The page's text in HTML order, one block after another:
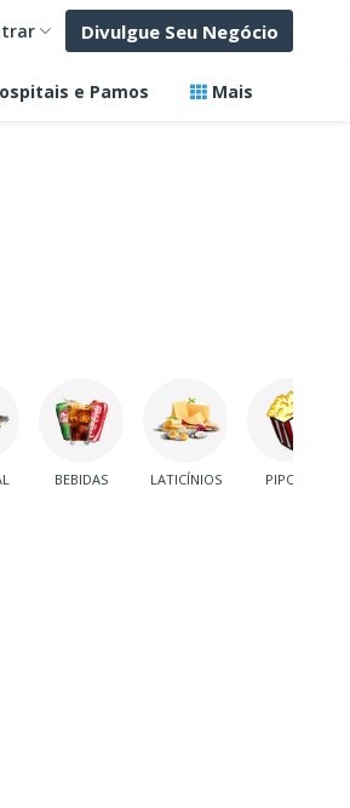
Divulgue Seu Negócio
e Pamos Mais
BEBIDAS LATICÍNIOS PIPOCA